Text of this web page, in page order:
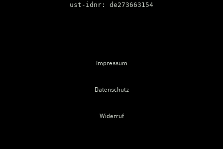
ust-idnr: de273663154
Impressum
Datenschutz
Widerruf